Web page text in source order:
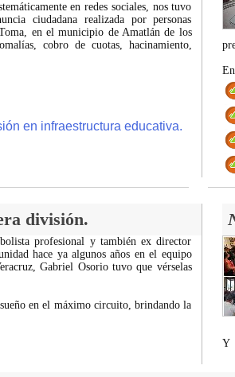
en redes sociales, nos tuvo
ciudadana realizada por personas
en el municipio de Amatlán de los
cobro de cuotas, hacinamiento,
en infraestructura educativa.
En
división.
profesional y también ex director
hace ya algunos años en el equipo
Gabriel Osorio tuvo que vérselas
en el máximo circuito, brindando la
Y